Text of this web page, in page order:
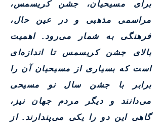
برای مسیحیان، جشن کریسمس،
مراسمی مذهبی و در عین حال،
فرهنگی به شمار می‌رود. اهمیت
بالای جشن کریسمس تا اندازه‌ای
است که بسیاری از مسیحیان آن را
برابر با جشن سال نو مسیحی
می‌دانند و دیگر مردم جهان نیز،
گاهی این دو را یکی می‌پندارند. از